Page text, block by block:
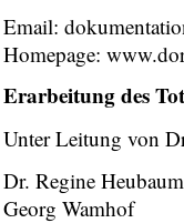
Email:
Homepage:
Erarbeitung des
Unter Leitung von
Dr. Regine Heubaum
Georg Wamhof